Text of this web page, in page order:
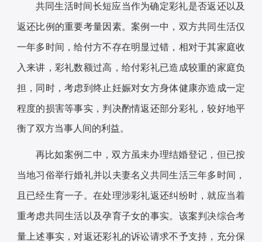
共同生活时间长短应当作为确定彩礼是否返还以及
返还比例的重要考量因素。案例一中，双方共同生活仅
一年多时间，给付方不存在明显过错，相对于其家庭收
入来讲，彩礼数额过高，给付彩礼已造成较重的家庭负
担，同时，考虑到终止妊娠对女方身体健康亦造成一定
程度的损害等事实，判决酌情返还部分彩礼，较好地平
衡了双方当事人间的利益。
再比如案例二中，双方虽未办理结婚登记，但已按
当地习俗举行婚礼并以夫妻名义共同生活三年多时间，
且已经生育一子。在处理涉彩礼返还纠纷时，就应当着
重考虑共同生活以及孕育子女的事实。该案判决综合考
量上述事实，对返还彩礼的诉讼请求不予支持，充分保